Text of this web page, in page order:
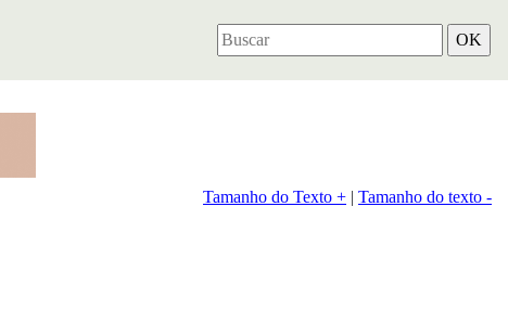
Tamanho do Texto + | Tamanho do texto -